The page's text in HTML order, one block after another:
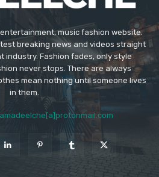
music fashion website.
breaking news and videos straight
industry. Fashion fades, only style
never stops. There are always
mean nothing until someone lives
in them.